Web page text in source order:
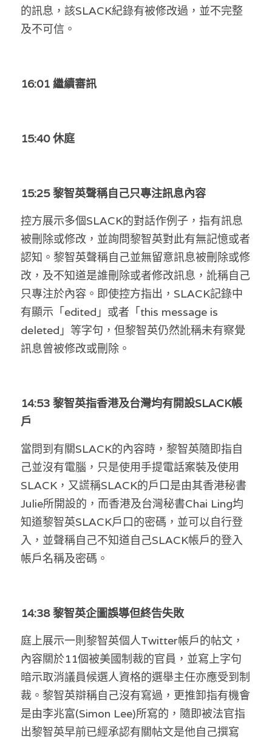
KOL 精選
汪明欣專欄
張美雄專欄
莊豪鋒專欄
香港科技專上書院｜專欄
的訊息，該SLACK紀錄有被修改過，並不完整
及不可信。
16:01 繼續審訊
15:40 休庭
15:25 黎智英聲稱自己只專注訊息內容
控方展示多個SLACK的對話作例子，指有訊息
被刪除或修改，並詢問黎智英對此有無記憶或者
認知。黎智英聲稱自己並無留意訊息被刪除或修
改，及不知道是誰刪除或者修改訊息，訛稱自己
只專注於內容。即使控方指出，SLACK記錄中
有顯示「edited」或者「this message is
deleted」等字句，但黎智英仍然訛稱未有察覺
訊息曾被修改或刪除。
14:53 黎智英指香港及台灣均有開設SLACK帳
戶
當問到有關SLACK的內容時，黎智英隨即指自
己並沒有電腦，只是使用手提電話案裝及使用
SLACK，又謊稱SLACK的戶口是由其香港秘書
Julie所開設的，而香港及台灣秘書Chai Ling均
知道黎智英SLACK戶口的密碼，並可以自行登
入，並聲稱自己不知道自己SLACK帳戶的登入
帳戶名稱及密碼。
14:38 黎智英企圖誤導但終告失敗
庭上展示一則黎智英個人Twitter帳戶的帖文，
內容關於11個被美國制裁的官員，並寫上字句
暗示取消議員候選人資格的選舉主任亦應受到制
裁。黎智英辯稱自己沒有寫過，更推卸指有機會
是由李兆富(Simon Lee)所寫的，隨即被法官指
出黎智英早前已經承認有關帖文是他自己撰寫